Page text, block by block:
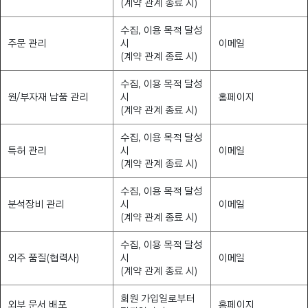
(계약 관계 종료 시)
주문 관리
수집, 이용 목적 달성
시
(계약 관계 종료 시)
이메일
원/부자재 납품 관리
수집, 이용 목적 달성
시
(계약 관계 종료 시)
홈페이지
특허 관리
수집, 이용 목적 달성
시
(계약 관계 종료 시)
이메일
분석장비 관리
수집, 이용 목적 달성
시
(계약 관계 종료 시)
이메일
외주 품질(협력사)
수집, 이용 목적 달성
시
(계약 관계 종료 시)
이메일
외부 문서 배포
회원 가입일로부터
홈페이지